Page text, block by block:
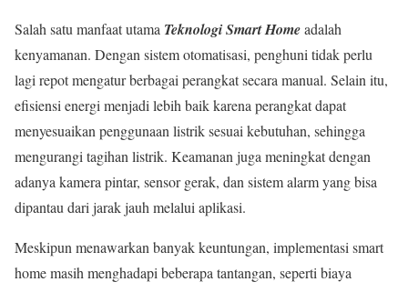
Salah satu manfaat utama Teknologi Smart Homeadalah
kenyamanan. Dengan sistem otomatisasi, penghuni tidak perlu
lagi repot mengatur berbagai perangkat secara manual. Selain itu,
efisiensi energi menjadi lebih baik karena perangkat dapat
menyesuaikan penggunaan listrik sesuai kebutuhan, sehingga
mengurangi tagihan listrik. Keamanan juga meningkat dengan
adanya kamera pintar, sensor gerak, dan sistem alarm yang bisa
dipantau dari jarak jauh melalui aplikasi.
Meskipun menawarkan banyak keuntungan, implementasi smart
home masih menghadapi beberapa tantangan, seperti biaya